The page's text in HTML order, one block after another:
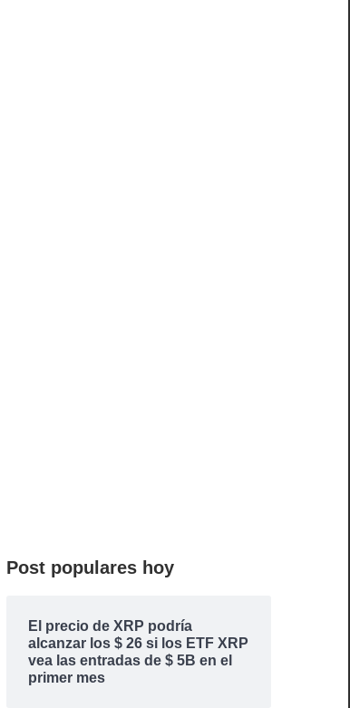
Post populares hoy
El precio de XRP podría
alcanzar los $ 26 si los ETF XRP
vea las entradas de $ 5B en el
primer mes